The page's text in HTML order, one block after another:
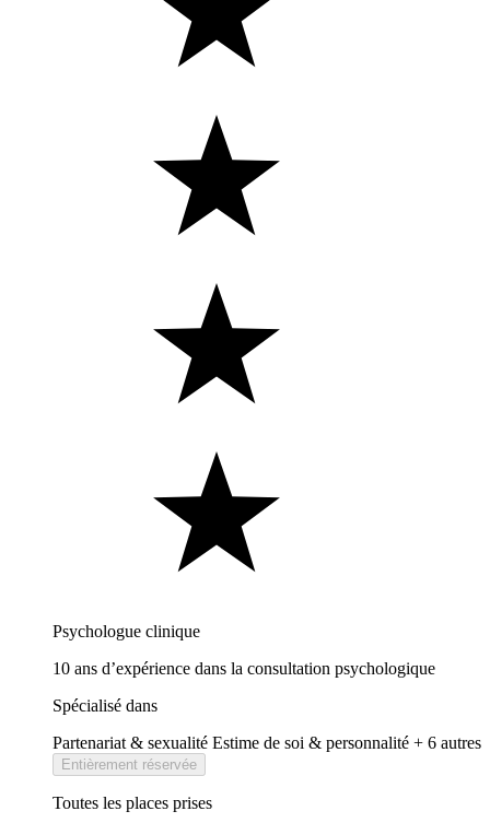
Psychologue clinique
10 ans d’expérience dans la consultation psychologique
Spécialisé dans
Partenariat & sexualité Estime de soi & personnalité + 6 autres
Entièrement réservée
Toutes les places prises